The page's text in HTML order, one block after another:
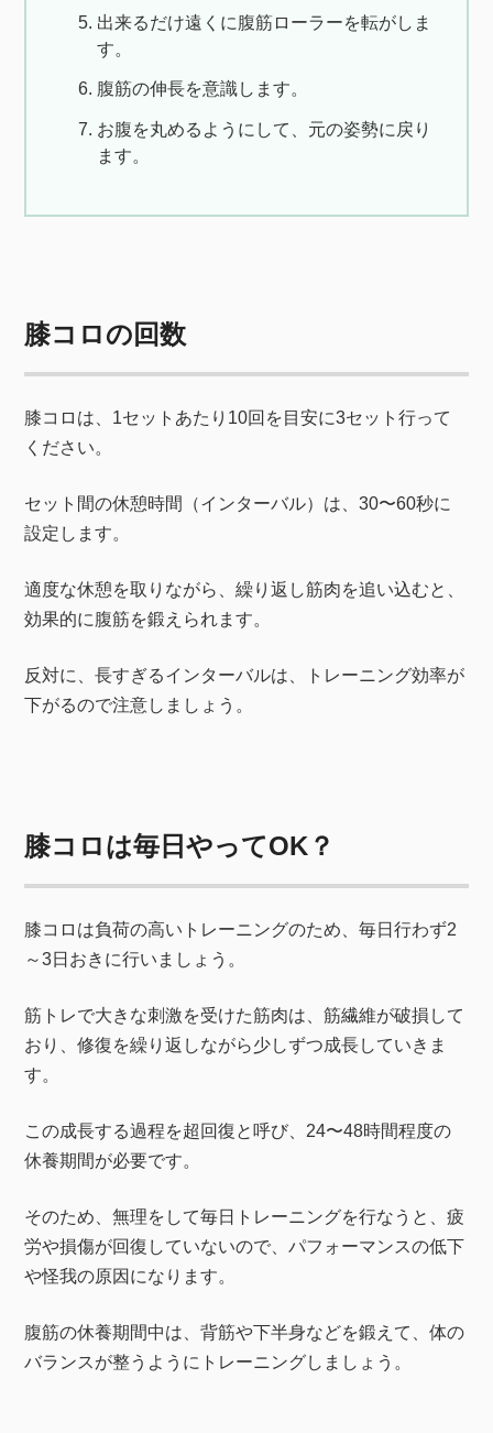
出来るだけ遠くに腹筋ローラーを転がしま
す。
腹筋の伸長を意識します。
お腹を丸めるようにして、元の姿勢に戻り
ます。
膝コロの回数
膝コロは、1セットあたり10回を目安に3セット行って
ください。
セット間の休憩時間（インターバル）は、30〜60秒に
設定します。
適度な休憩を取りながら、繰り返し筋肉を追い込むと、
効果的に腹筋を鍛えられます。
反対に、長すぎるインターバルは、トレーニング効率が
下がるので注意しましょう。
膝コロは毎日やってOK？
膝コロは負荷の高いトレーニングのため、毎日行わず2
～3日おきに行いましょう。
筋トレで大きな刺激を受けた筋肉は、筋繊維が破損して
おり、修復を繰り返しながら少しずつ成長していきま
す。
この成長する過程を超回復と呼び、24〜48時間程度の
休養期間が必要です。
そのため、無理をして毎日トレーニングを行なうと、疲
労や損傷が回復していないので、パフォーマンスの低下
や怪我の原因になります。
腹筋の休養期間中は、背筋や下半身などを鍛えて、体の
バランスが整うようにトレーニングしましょう。